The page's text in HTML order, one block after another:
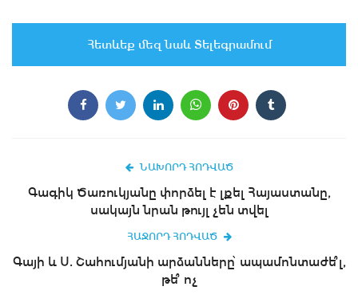
Հետևեք մեզ նաև Տելեգրամում
ՆԱԽՈՐԴ ՀՈԴՎԱԾ
Գագիկ Ծառուկյանը փորձել է լքել Հայաստանը,
սակայն նրան թույլ չեն տվել
ՀԱՋՈՐԴ ՀՈԴՎԱԾ
Գայի և Ս. Շահումյանի արձանները՝ ապամոնտաժե՞լ,
թե՞ ոչ